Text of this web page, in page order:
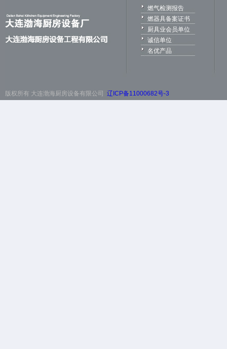
版权所有 大连渤海厨房设备有限公司 辽ICP备11000682号-3
燃气检测报告
燃器具备案证书
厨具业会员单位
诚信单位
名优产品